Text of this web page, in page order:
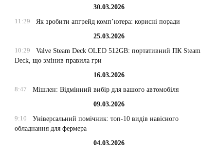
30.03.2026
11:29
Як зробити апгрейд комп’ютера: корисні поради
25.03.2026
10:29
Valve Steam Deck OLED 512GB: портативний ПК Steam
Deck, що змінив правила гри
16.03.2026
8:47
Мішлен: Відмінний вибір для вашого автомобіля
09.03.2026
9:10
Універсальний помічник: топ-10 видів навісного
обладнання для фермера
04.03.2026